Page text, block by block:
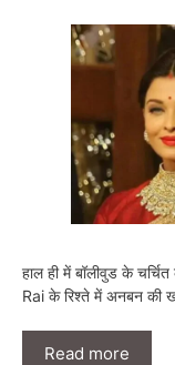
हाल ही में बॉलीवुड के
Rai के रिश्ते में अनबन की
Read more